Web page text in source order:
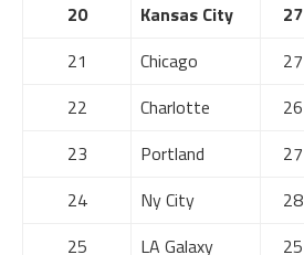
20
Kansas City 27
21
Chicago 27
22
Charlotte 26
23
Portland 27
24
Ny City 28
25
LA Galaxy 25